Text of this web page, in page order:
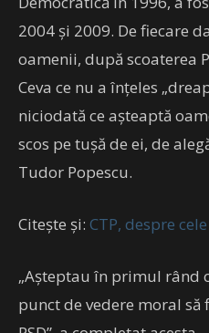
2004 și 2009. De fiecare
oamenii, după scoaterea
Ceva ce nu a înțeles
niciodată ce așteaptă
scos pe tușă de ei, de
Tudor Popescu.
Citește și: CTP, despre
„Așteptau în primul rând
punct de vedere moral să